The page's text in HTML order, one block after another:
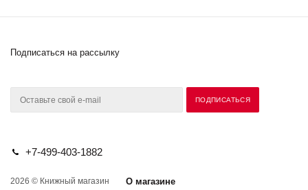
Подписаться на рассылку
+7-499-403-1882
2026 © Книжный магазин
О магазине